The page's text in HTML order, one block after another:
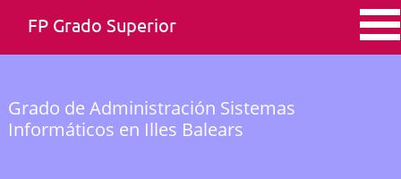
FP Grado Superior
Grado de Administración Sistemas
Informáticos en Illes Balears